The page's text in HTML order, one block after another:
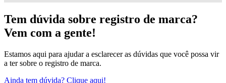
Tem dúvida sobre registro de marca?
Vem com a gente!
Estamos aqui para ajudar a esclarecer as dúvidas que você possa vir
a ter sobre o registro de marca.
Ainda tem dúvida? Clique aqui!